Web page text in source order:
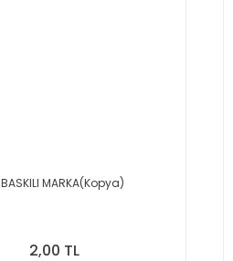
MARKA(Kopya)
2,00 TL